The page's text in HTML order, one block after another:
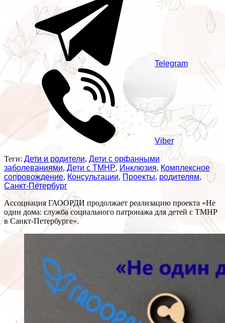
Telegram
Viber
Теги: Дети и родители, Дети с орфанными
заболеваниями, Дети с ТМНР, Инклюзия, Комплексное
сопровождение, Консультации, Проекты, родителям,
Санкт-Петербург
Ассоциация ГАООРДИ продолжает реализацию проекта «Не
один дома: служба социального патронажа для детей с ТМНР
в Санкт-Петербурге».